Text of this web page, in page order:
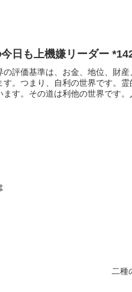
日も上機嫌リーダー
の評価基準は、お金、地位、財
す。つまり、自利の世界です。
ます。その道は利他の世界です。
二種